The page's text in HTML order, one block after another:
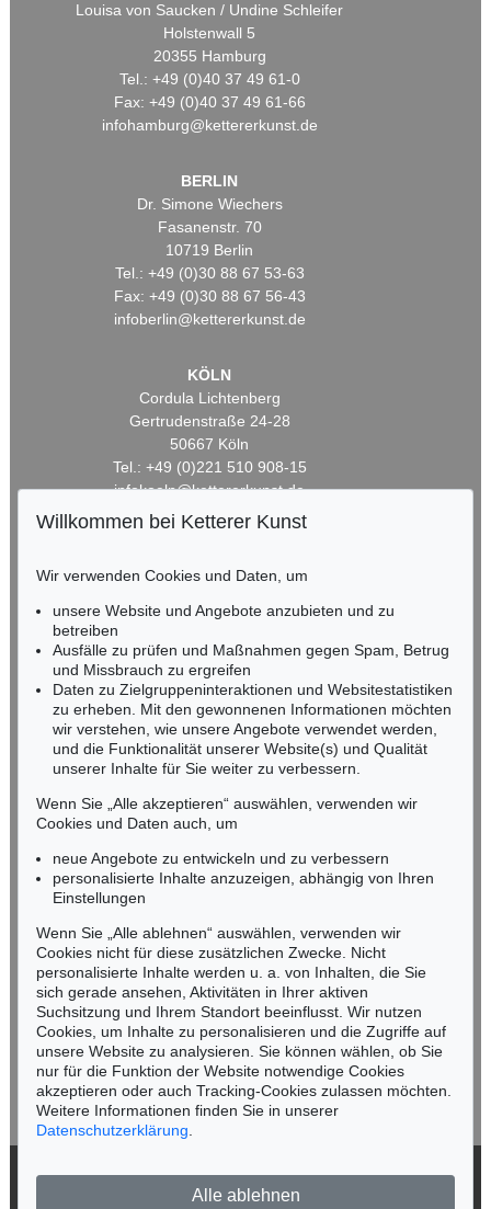
Louisa von Saucken / Undine Schleifer
Holstenwall 5
20355 Hamburg
Tel.: +49 (0)40 37 49 61-0
Fax: +49 (0)40 37 49 61-66
infohamburg@kettererkunst.de
BERLIN
Dr. Simone Wiechers
Fasanenstr. 70
10719 Berlin
Tel.: +49 (0)30 88 67 53-63
Fax: +49 (0)30 88 67 56-43
infoberlin@kettererkunst.de
KÖLN
Cordula Lichtenberg
Gertrudenstraße 24-28
50667 Köln
Tel.: +49 (0)221 510 908-15
infokoeln@kettererkunst.de
HESSEN
Miriam Heß
Tel.: +49 (0)62 21 58 80-038
Fax: +49 (0)62 21 58 80-595
infoheidelberg@kettererkunst.de
NORDDEUTSCHLAND
Nico Kassel, M.A.
Mobil: +49 (0)171 8618661
n.kassel@kettererkunst.de
Keine Auktion mehr verpassen!
Wir informieren Sie rechtzeitig.
Jetzt zum Newsletter anmelden >
Willkommen bei Ketterer Kunst
Wir verwenden Cookies und Daten, um
unsere Website und Angebote anzubieten und zu
betreiben
Ausfälle zu prüfen und Maßnahmen gegen Spam, Betrug
und Missbrauch zu ergreifen
Daten zu Zielgruppeninteraktionen und Websitestatistiken
zu erheben. Mit den gewonnenen Informationen möchten
wir verstehen, wie unsere Angebote verwendet werden,
und die Funktionalität unserer Website(s) und Qualität
unserer Inhalte für Sie weiter zu verbessern.
Wenn Sie „Alle akzeptieren“ auswählen, verwenden wir
Cookies und Daten auch, um
neue Angebote zu entwickeln und zu verbessern
personalisierte Inhalte anzuzeigen, abhängig von Ihren
Einstellungen
Wenn Sie „Alle ablehnen“ auswählen, verwenden wir
Cookies nicht für diese zusätzlichen Zwecke. Nicht
personalisierte Inhalte werden u. a. von Inhalten, die Sie
sich gerade ansehen, Aktivitäten in Ihrer aktiven
Suchsitzung und Ihrem Standort beeinflusst. Wir nutzen
Cookies, um Inhalte zu personalisieren und die Zugriffe auf
unsere Website zu analysieren. Sie können wählen, ob Sie
nur für die Funktion der Website notwendige Cookies
akzeptieren oder auch Tracking-Cookies zulassen möchten.
Weitere Informationen finden Sie in unserer
Datenschutzerklärung
Alle ablehnen